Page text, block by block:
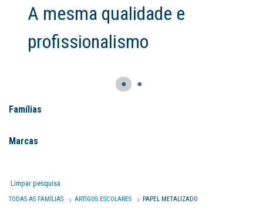
qualidade e
● ●
Famílias
Marcas
Limpar pesquisa
TODAS AS FAMÍLIAS ARTIGOS ESCOLARES PAPEL METALIZADO